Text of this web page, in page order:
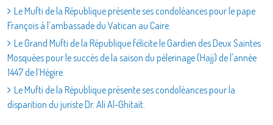
Le Mufti de la République présente ses condoléances pour le pape
François à l'ambassade du Vatican au Caire.
Le Grand Mufti de la République félicite le Gardien des Deux Saintes
Mosquées pour le succès de la saison du pèlerinage (Hajj) de l'année
1447 de l’Hégire.
Le Mufti de la République présente ses condoléances pour la
disparition du juriste Dr. Ali Al-Ghitaït.